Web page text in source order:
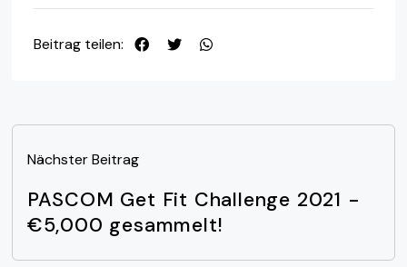
Beitrag teilen:
Nächster Beitrag
PASCOM Get Fit Challenge 2021 -
€5,000 gesammelt!